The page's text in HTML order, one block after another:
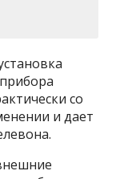
со
и дает